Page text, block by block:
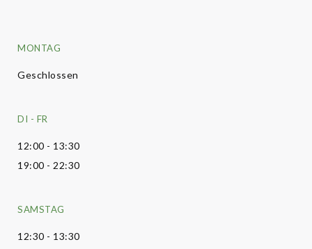
MONTAG
Geschlossen
DI - FR
12:00 - 13:30
19:00 - 22:30
SAMSTAG
12:30 - 13:30